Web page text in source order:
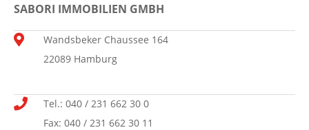
SABORI IMMOBILIEN GMBH
Wandsbeker Chaussee 164
22089 Hamburg
Tel.: 040 / 231 662 30 0
Fax: 040 / 231 662 30 11